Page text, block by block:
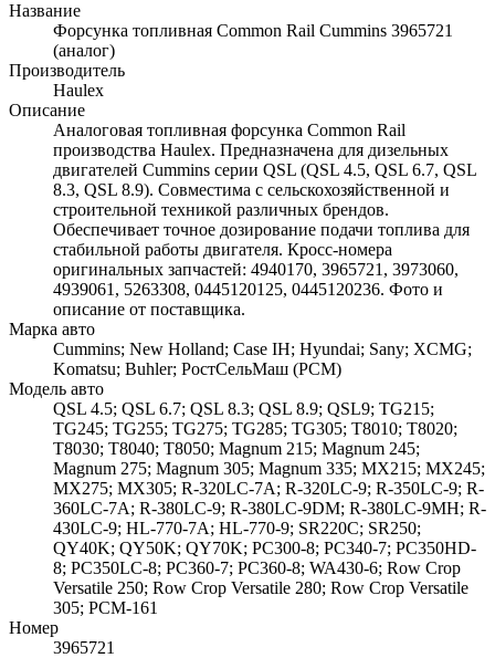
Название
Форсунка топливная Common Rail Cummins 3965721
(аналог)
Производитель
Haulex
Описание
Аналоговая топливная форсунка Common Rail
производства Haulex. Предназначена для дизельных
двигателей Cummins серии QSL (QSL 4.5, QSL 6.7, QSL
8.3, QSL 8.9). Совместима с сельскохозяйственной и
строительной техникой различных брендов.
Обеспечивает точное дозирование подачи топлива для
стабильной работы двигателя. Кросс-номера
оригинальных запчастей: 4940170, 3965721, 3973060,
4939061, 5263308, 0445120125, 0445120236. Фото и
описание от поставщика.
Марка авто
Cummins; New Holland; Case IH; Hyundai; Sany; XCMG;
Komatsu; Buhler; РостСельМаш (РСМ)
Модель авто
QSL 4.5; QSL 6.7; QSL 8.3; QSL 8.9; QSL9; TG215;
TG245; TG255; TG275; TG285; TG305; T8010; T8020;
T8030; T8040; T8050; Magnum 215; Magnum 245;
Magnum 275; Magnum 305; Magnum 335; MX215; MX245;
MX275; MX305; R-320LC-7A; R-320LC-9; R-350LC-9; R-
360LC-7A; R-380LC-9; R-380LC-9DM; R-380LC-9MH; R-
430LC-9; HL-770-7A; HL-770-9; SR220C; SR250;
QY40K; QY50K; QY70K; PC300-8; PC340-7; PC350HD-
8; PC350LC-8; PC360-7; PC360-8; WA430-6; Row Crop
Versatile 250; Row Crop Versatile 280; Row Crop Versatile
305; РСМ-161
Номер
3965721